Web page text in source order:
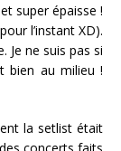
super épaisse !
l’instant XD).
Je ne suis pas si
bien au milieu !
la setlist était